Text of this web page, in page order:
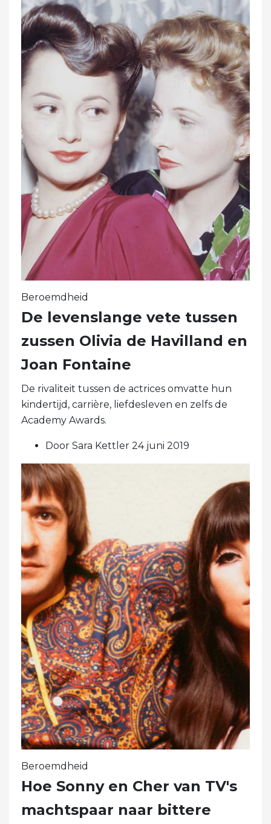
Beroemdheid
De levenslange vete tussen
zussen Olivia de Havilland en
Joan Fontaine
De rivaliteit tussen de actrices omvatte hun
kindertijd, carrière, liefdesleven en zelfs de
Academy Awards.
Door Sara Kettler 24 juni 2019
Beroemdheid
Hoe Sonny en Cher van TV's
machtspaar naar bittere